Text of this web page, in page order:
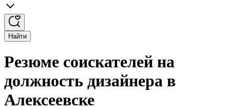
Найти
Резюме соискателей на
должность дизайнера в
Алексеевске